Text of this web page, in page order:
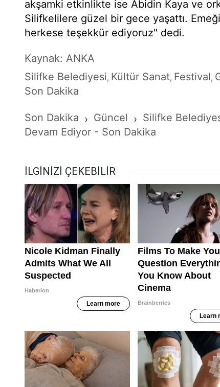
akşamki etkinlikte ise Abidin Kaya ve
Silifkelilere güzel bir gece yaşattı.
herkese teşekkür ediyoruz" dedi.
Kaynak: ANKA
Silifke Belediyesi, Kültür Sanat, Festival,
Son Dakika
Son Dakika › Güncel › Silifke
Devam Ediyor - Son Dakika